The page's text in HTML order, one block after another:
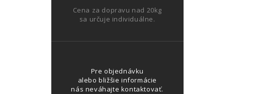
Cena za dopravu nad 20kg
sa určuje individuálne.
Pre objednávku
alebo bližšie informácie
nás neváhajte kontaktovať.